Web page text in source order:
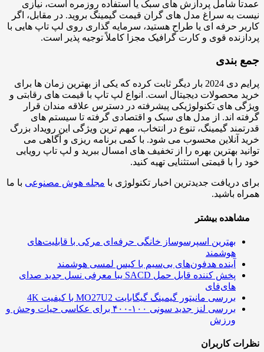
شامل پردازش های سبک یا استفاده روزمره است، نیازی
به سراغ مدل های گران قیمت گیمینگ بروید. در مقابل، اگر
حرفه ای یا طراح هستید، سرمایه گذاری روی لپ تاپ هایی با
قوی و کارت گرافیک مجزا کاملاً توجیه پذیر است.
بندی
پرایم دی 2024 بار دیگر ثابت کرده که یکی از بهترین زمان ها برای
محصولات دیجیتال است. انواع لپ تاپ با قیمت های رقابتی و
های تکنولوژیکی پیشرفته در دسترس علاقه مندان قرار
اند. از مدل های سبک و اقتصادی گرفته تا سیستم های
گیمینگ، تنوع در انتخاب، مهم ترین ویژگی این رویداد بزرگ
آنلاین محسوب می شود. با کمی برنامه ریزی و آگاهی می
بهترین بهره را از تخفیف های امسال ببرید و لپ تاپ رویایی
با قیمتی استثنایی تهیه کنید.
دریافت جدیدترین اخبار تکنولوژی با مجله هوش مصنوعیبا ما
باشید.
بیشتر
بهترین اسپرسوساز خانگی حرفه‌ای مرکی با قابلیت‌های
هوشمند
آینده هدفون‌های بی‌سیم با کیس لمسی هوشمند
پخش کننده قابل حمل SACD یبا معرفی نسل جدید صدای
های‌فای
بررسی مانیتور گیمینگ گیگابایت MO27U2 با کیفیت 4K
بررسی لنز جدید سونی ۱۰۰-۴۰۰ برای عکاسی حیات وحش و
ورزش
کاربران